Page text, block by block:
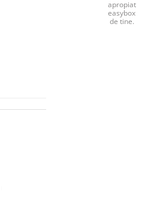
apropiat
easybox
de tine.